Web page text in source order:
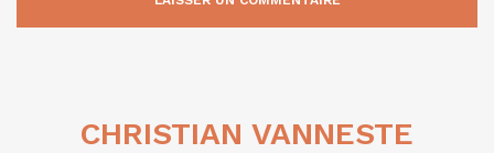
CHRISTIAN VANNESTE